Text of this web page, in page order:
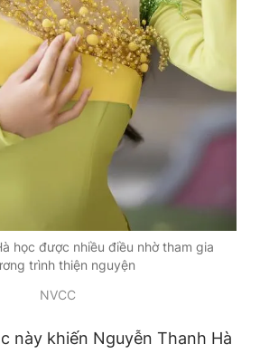
học được nhiều điều nhờ tham gia
trình thiện nguyện
NVCC
này khiến Nguyễn Thanh Hà